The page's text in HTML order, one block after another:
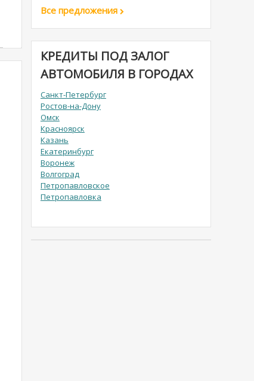
Все предложения
КРЕДИТЫ ПОД ЗАЛОГ
АВТОМОБИЛЯ В ГОРОДАХ
Санкт-Петербург
Ростов-на-Дону
Омск
Красноярск
Казань
Екатеринбург
Воронеж
Волгоград
Петропавловское
Петропавловка